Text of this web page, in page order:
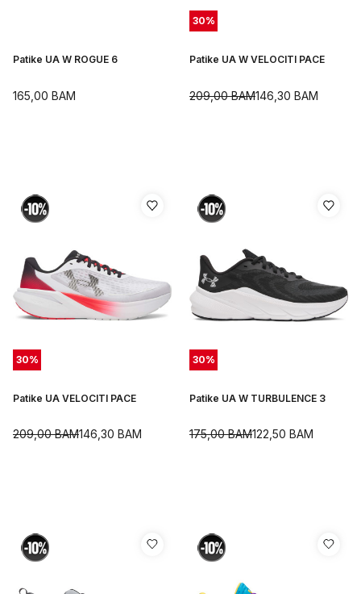
Patike UA W ROGUE 6
165,00 BAM
30%
Patike UA W VELOCITI PACE
146,30 BAM
209,00BAM
30%
Patike UA VELOCITI PACE
146,30 BAM
209,00BAM
30%
Patike UA W TURBULENCE 3
122,50 BAM
175,00BAM